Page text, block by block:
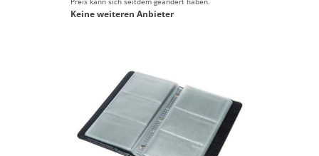
Keine weiteren Anbieter